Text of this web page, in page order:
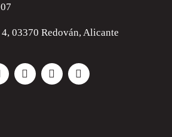
03370 Redován, Alicante